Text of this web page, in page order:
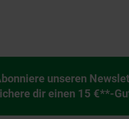
Anmeldung
unseren
dir einen 15 €**-